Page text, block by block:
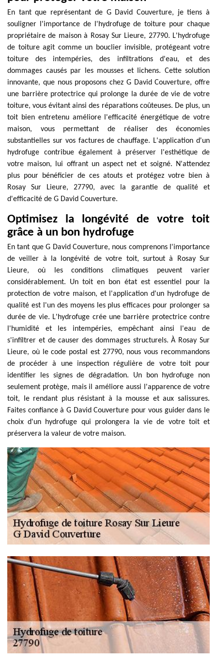
En tant que représentant de G David Couverture, je tiens à
souligner l'importance de l'hydrofuge de toiture pour chaque
propriétaire de maison à Rosay Sur Lieure, 27790. L'hydrofuge
de toiture agit comme un bouclier invisible, protégeant votre
toiture des intempéries, des infiltrations d'eau, et des
dommages causés par les mousses et lichens. Cette solution
innovante, que nous proposons chez G David Couverture, offre
une barrière protectrice qui prolonge la durée de vie de votre
toiture, vous évitant ainsi des réparations coûteuses. De plus, un
toit bien entretenu améliore l'efficacité énergétique de votre
maison, vous permettant de réaliser des économies
substantielles sur vos factures de chauffage. L'application d'un
hydrofuge contribue également à préserver l'esthétique de
votre maison, lui offrant un aspect net et soigné. N'attendez
plus pour bénéficier de ces atouts et protégez votre bien à
Rosay Sur Lieure, 27790, avec la garantie de qualité et
d'efficacité de G David Couverture.
Optimisez la longévité de votre toit
grâce à un bon hydrofuge
En tant que G David Couverture, nous comprenons l'importance
de veiller à la longévité de votre toit, surtout à Rosay Sur
Lieure, où les conditions climatiques peuvent varier
considérablement. Un toit en bon état est essentiel pour la
protection de votre maison, et l'application d'un hydrofuge de
qualité est l'un des moyens les plus efficaces pour prolonger sa
durée de vie. L'hydrofuge crée une barrière protectrice contre
l'humidité et les intempéries, empêchant ainsi l'eau de
s'infiltrer et de causer des dommages structurels. À Rosay Sur
Lieure, où le code postal est 27790, nous vous recommandons
de procéder à une inspection régulière de votre toit pour
identifier les signes de dégradation. Un bon hydrofuge non
seulement protège, mais il améliore aussi l'apparence de votre
toit, le rendant plus résistant à la mousse et aux salissures.
Faites confiance à G David Couverture pour vous guider dans le
choix d'un hydrofuge qui prolongera la vie de votre toit et
préservera la valeur de votre maison.